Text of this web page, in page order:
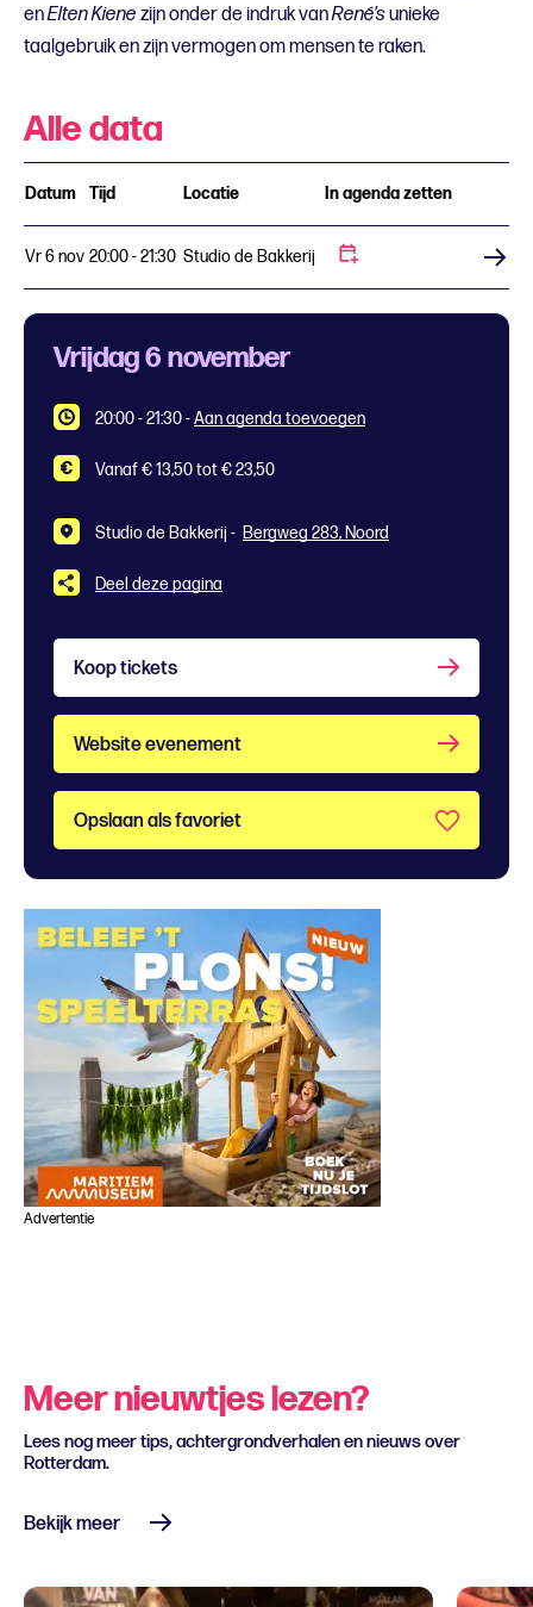
enElten Kiene zijn onder de indruk vanRené’sunieke
taalgebruik en zijn vermogen om mensen te raken.
Alle data
Datum Tijd Locatie In agenda zetten
Vr 6 nov 20:00 - 21:30 Studio de Bakkerij
Vrijdag 6 november
20:00 - 21:30-Aan agenda toevoegen
Vanaf € 13,50 tot € 23,50
Studio de Bakkerij - Bergweg 283, Noord
Deel deze pagina
Koop tickets
Website evenement
Opslaan als favoriet
Advertentie
Meer nieuwtjes lezen?
Lees nog meer tips, achtergrondverhalen en nieuws over
Rotterdam.
Bekijk meer